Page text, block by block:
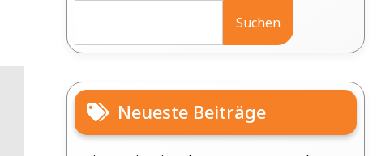
Suchen
Neueste Beiträge